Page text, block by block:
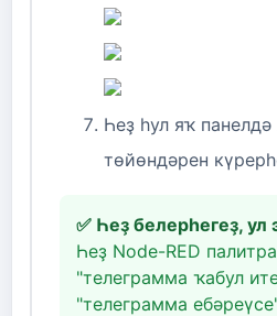
Һеҙ һул яҡ
төйөндәрен
✅ Һеҙ белерһегеҙ, ул
Һеҙ Node-RED
"телеграмма ҡабул
"телеграмма